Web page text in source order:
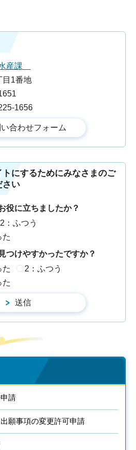
産課
目1番地
1656
にするためにみなさまのご
さい
役に立ちましたか？
2：ふつう
た
つけやすかったですか？
た
2：ふつう
た
請
願事項の変更許可申請